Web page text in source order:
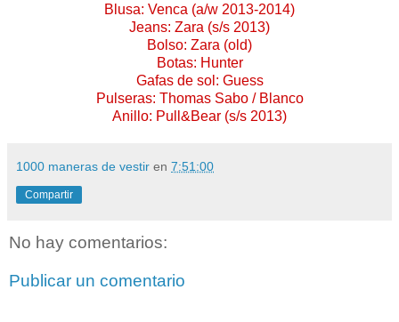
Blusa: Venca (a/w 2013-2014)
Jeans: Zara (s/s 2013)
Bolso: Zara (old)
Botas: Hunter
Gafas de sol: Guess
Pulseras: Thomas Sabo / Blanco
Anillo: Pull&Bear (s/s 2013)
1000 maneras de vestir en 7:51:00
Compartir
No hay comentarios:
Publicar un comentario